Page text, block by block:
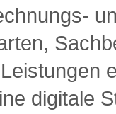
digitale